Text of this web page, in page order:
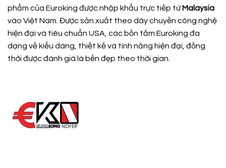
phẩm của Euroking được nhập khẩu trực tiếp từMalaysia
vào Việt Nam. Được sản xuất theo dây chuyền công nghệ
hiện đại và tiêu chuẩn USA, các bồn tắm Euroking đa
dạng về kiểu dáng, thiết kế và tính năng hiện đại, đồng
thời được đánh giá là bền đẹp theo thời gian.